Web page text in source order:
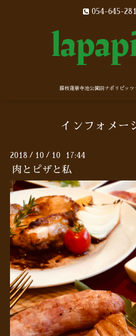
054-645-
藤枝蓮華寺池公園前ナポリピッツ
インフォメー
2018 / 10 / 10 17:44
肉とピザと私